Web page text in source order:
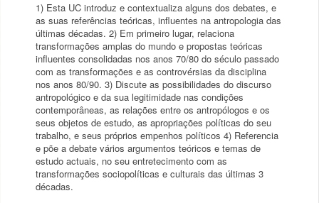
1) Esta UC introduz e contextualiza alguns dos debates, e
as suas referências teóricas, influentes na antropologia das
últimas décadas. 2) Em primeiro lugar, relaciona
transformações amplas do mundo e propostas teóricas
influentes consolidadas nos anos 70/80 do século passado
com as transformações e as controvérsias da disciplina
nos anos 80/90. 3) Discute as possibilidades do discurso
antropológico e da sua legitimidade nas condições
contemporâneas, as relações entre os antropólogos e os
seus objetos de estudo, as apropriações políticas do seu
trabalho, e seus próprios empenhos políticos 4) Referencia
e põe a debate vários argumentos teóricos e temas de
estudo actuais, no seu entretecimento com as
transformações sociopolíticas e culturais das últimas 3
décadas.